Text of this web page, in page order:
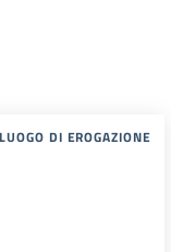
LUOGO DI EROGAZIONE